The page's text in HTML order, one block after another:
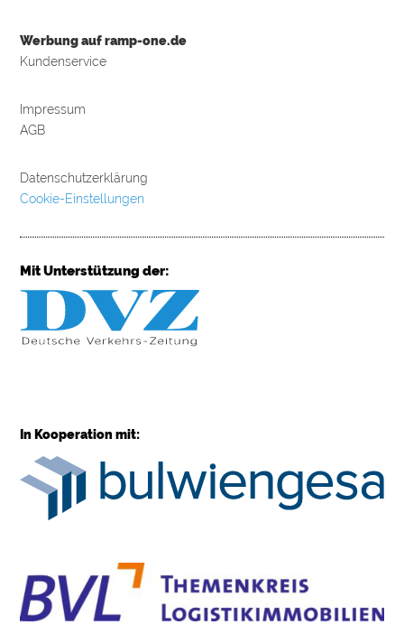
Werbung auf ramp-one.de
Kundenservice
Impressum
AGB
Datenschutzerklärung
Cookie-Einstellungen
Mit Unterstützung der:
In Kooperation mit: